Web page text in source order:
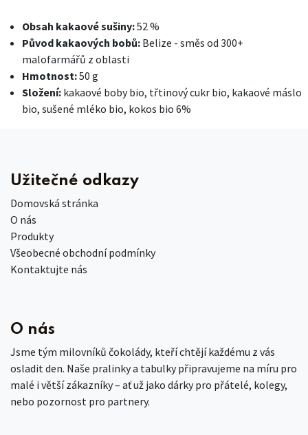
Obsah kakaové sušiny:52 %
Původ kakaových bobů: Belize - směs od 300+
malofarmářů z oblasti
Hmotnost:50 g
Složení: kakaové boby bio, třtinový cukr bio, kakaové máslo
bio, sušené mléko bio, kokos bio 6%
Užitečné odkazy
Domovská stránka
O nás
Produkty
Všeobecné obchodní podmínky
Kontaktujte nás
O nás
Jsme tým milovníků čokolády, kteří chtějí každému z vás
osladit den. Naše pralinky a tabulky připravujeme na míru pro
malé i větší zákazníky – ať už jako dárky pro přátelé, kolegy,
nebo pozornost pro partnery.